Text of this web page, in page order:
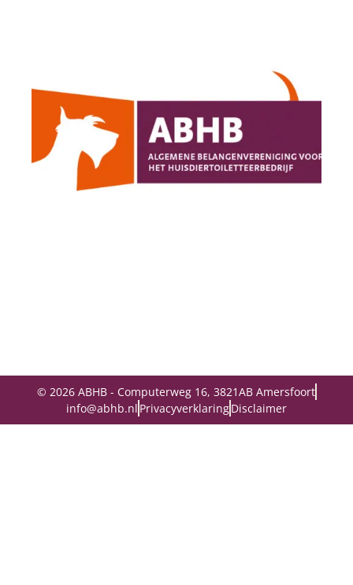
© 2026 ABHB - Computerweg 16, 3821AB Amersfoort
info@abhb.nl PrivacyverklaringDisclaimer